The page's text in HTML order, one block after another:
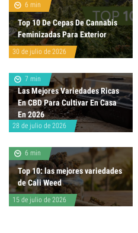
6 min
Top 10 De Cepas De Cannabis
Feminizadas Para Exterior
30 de julio de 2026
7 min
Las Mejores Variedades Ricas
En CBD Para Cultivar En Casa
En 2026
28 de julio de 2026
6 min
Top 10: las mejores variedades
de Cali Weed
15 de julio de 2026